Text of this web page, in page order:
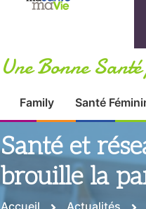
Une Bonne
Family Santé
Santé et
brouille la